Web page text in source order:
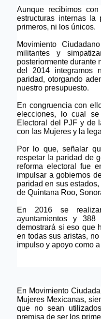
Aunque recibimos
estructuras internas
primeros, ni los únicos.
Movimiento
militantes y
posteriormente
del 2014 integramos
paridad, otorgando
nuestro presupuesto.
En congruencia con
elecciones, lo cual
Electoral del PJF y de
con las Mujeres y la
Por lo que, señalar
respetar la paridad de
reforma electoral fue
impulsar a gobiernos
paridad en sus
de Quintana Roo,
En 2016 se
ayuntamientos y
demostrará si eso que
en todas sus aristas,
impulso y
En Movimiento
Mujeres Mexicanas,
que no sean
premisa de ser los